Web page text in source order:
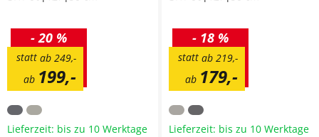
ab 199,-
ab 249,-
statt
- 20 %
Lieferzeit: bis zu 10 Werktage
ab 179,-
ab 219,-
statt
- 18 %
Lieferzeit: bis zu 10 Werktage